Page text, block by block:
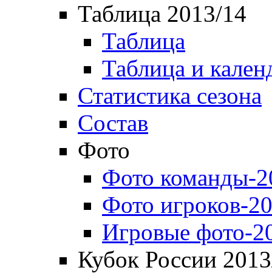
Таблица 2013/14
Таблица
Таблица и
Статистика сезона
Состав
Фото
Фото команды-
Фото игроков-
Игровые фото-
Кубок России